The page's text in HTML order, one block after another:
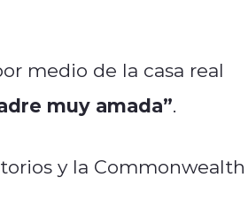
medio de la casa real
muy amada”.
y la